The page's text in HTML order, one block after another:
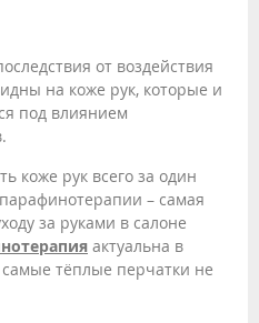
от воздействия
на коже рук, которые и
под влиянием
коже рук всего за один
– самая
за руками в салоне
актуальна в
самые тёплые перчатки не